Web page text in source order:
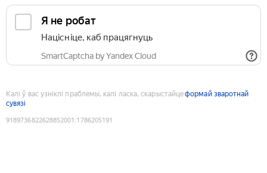
Я не робат
Націсніце, каб працягнуць
SmartCaptcha by Yandex Cloud
Калі ў вас узніклі праблемы, калі ласка, скарыстайцеформай зваротнай
сувязі
9189736822628852001 :1786205191